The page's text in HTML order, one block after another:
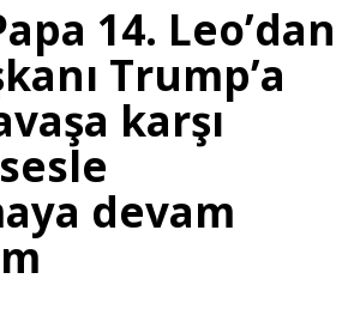
14. Leo’dan
Trump’a
karşı
devam